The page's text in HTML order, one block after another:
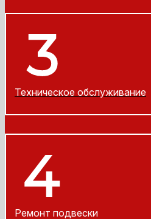
Техническое обслуживание
Ремонт подвески